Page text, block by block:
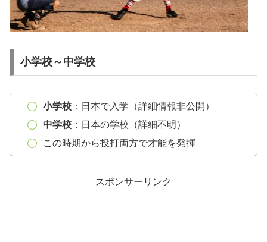
小学校～中学校
小学校：日本で入学（詳細情報非公開）
中学校：日本の学校（詳細不明）
この時期から投打両方で才能を発揮
スポンサーリンク